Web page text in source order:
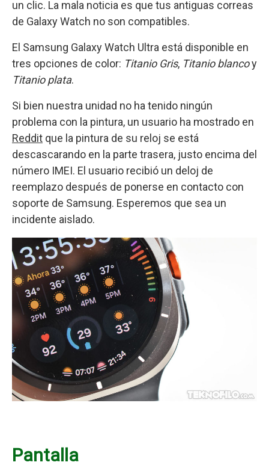
un clic. La mala noticia es que tus antiguas correas
de Galaxy Watch no son compatibles.
El Samsung Galaxy Watch Ultra está disponible en
tres opciones de color: Titanio Gris, Titanio blancoy
Titanio plata.
Si bien nuestra unidad no ha tenido ningún
problema con la pintura, un usuario ha mostrado en
Reddit que la pintura de su reloj se está
descascarando en la parte trasera, justo encima del
número IMEI. El usuario recibió un deloj de
reemplazo después de ponerse en contacto con
soporte de Samsung. Esperemos que sea un
incidente aislado.
Pantalla